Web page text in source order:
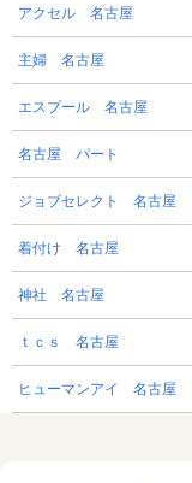
アクセル 名古屋
主婦 名古屋
エスプール 名古屋
名古屋 パート
ジョブセレクト 名古屋
着付け 名古屋
神社 名古屋
ｔｃｓ 名古屋
ヒューマンアイ 名古屋